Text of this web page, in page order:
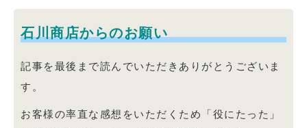
石川商店からのお願い
記事を最後まで読んでいただきありがとうございま
す。
お客様の率直な感想をいただくため「役にたった」